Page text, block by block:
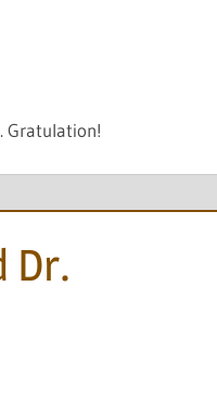
Gratulation!
Dr.